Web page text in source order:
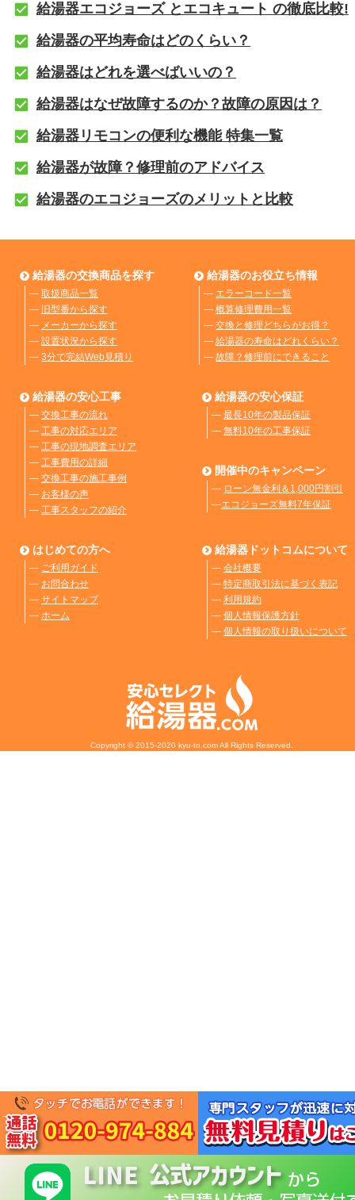
給湯器エコジョーズ とエコキュート の徹底比較!
給湯器の平均寿命はどのくらい？
給湯器はどれを選べばいいの？
給湯器はなぜ故障するのか？故障の原因は？
給湯器リモコンの便利な機能 特集一覧
給湯器が故障？修理前のアドバイス
給湯器のエコジョーズのメリットと比較
給湯器の交換商品を探す
― 取扱商品一覧
― 旧型番から探す
― メーカーから探す
― 設置状況から探す
― 3分で完結Web見積り
給湯器のお役立ち情報
― エラーコード一覧
― 概算修理費用一覧
― 交換と修理どちらがお得？
― 給湯器の寿命はどれくらい？
― 故障？修理前にできること
給湯器の安心工事
― 交換工事の流れ
― 工事の対応エリア
― 工事の現地調査エリア
― 工事費用の詳細
― 交換工事の施工事例
― お客様の声
― 工事スタッフの紹介
給湯器の安心保証
― 最長10年の製品保証
― 無料10年の工事保証
開催中のキャンペーン
― ローン無金利＆1,000円割引
―エコジョーズ無料7年保証
はじめての方へ
― ご利用ガイド
― お問合わせ
― サイトマップ
― ホーム
給湯器ドットコムについて
― 会社概要
― 特定商取引法に基づく表記
― 利用規約
― 個人情報保護方針
― 個人情報の取り扱いについて
Copyright © 2015-2020 kyu-to.com All Rights Reserved.